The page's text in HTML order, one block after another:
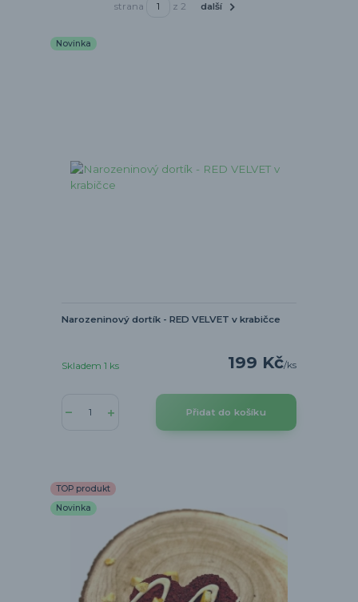
strana z 2 další
Novinka
Narozeninový dortík - RED VELVET v krabičce
199 Kč/ks
Skladem 1 ks
Přidat do košíku
TOP produkt
Novinka